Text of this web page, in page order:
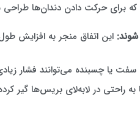
برای حرکت دادن دندان‌ها طراحی
این اتفاق منجر به افزایش
یا چسبنده می‌توانند فشار
به راحتی در لابه‌لای بریس‌ها گیر